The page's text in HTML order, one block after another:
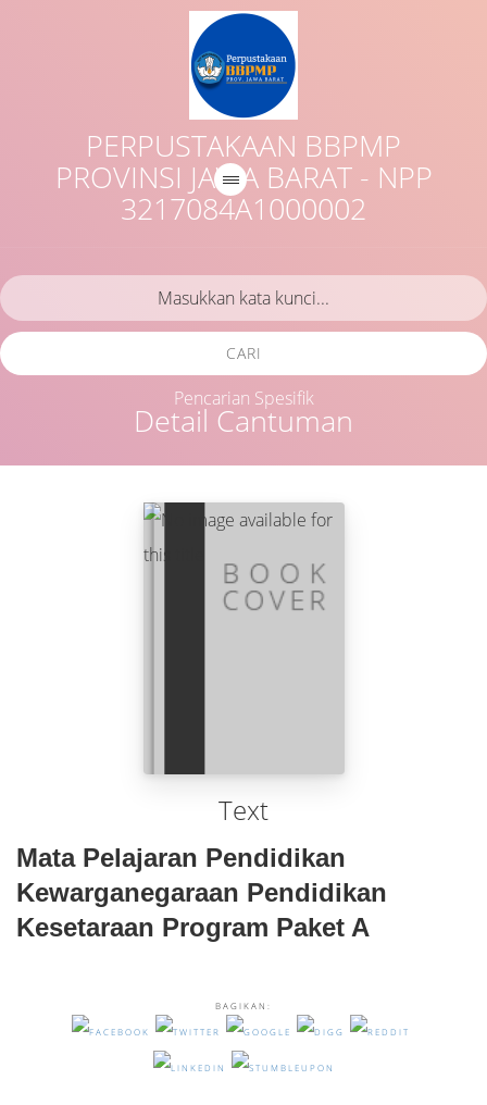
PERPUSTAKAAN BBPMP
PROVINSI JAWA BARAT - NPP
3217084A1000002
Detail Cantuman
CARI
Pencarian Spesifik
Text
Mata Pelajaran Pendidikan
Kewarganegaraan Pendidikan
Kesetaraan Program Paket A
BAGIKAN: